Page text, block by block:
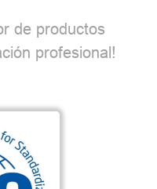
de productos
profesional!